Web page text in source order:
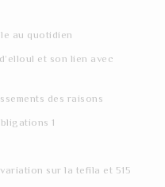
au quotidien
et son lien avec
des raisons
1
sur la tefila et 515